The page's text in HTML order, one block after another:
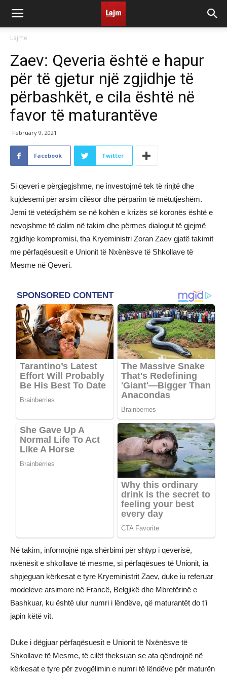
Lajme
Zaev: Qeveria është e hapur
për të gjetur një zgjidhje të
përbashkët, e cila është në
favor të maturantëve
February 9, 2021
Facebook Twitter
Si qeveri e përgjegjshme, ne investojmë tek të rinjtë dhe
kujdesemi për arsim cilësor dhe përparim të mëtutjeshëm.
Jemi të vetëdijshëm se në kohën e krizës së koronës është e
nevojshme të dalim në takim dhe përmes dialogut të gjejmë
zgjidhje kompromisi, tha Kryeministri Zoran Zaev gjatë takimit
me përfaqësuesit e Unionit të Nxënësve të Shkollave të
Mesme në Qeveri.
Në takim, informojnë nga shërbimi për shtyp i qeverisë,
nxënësit e shkollave të mesme, si përfaqësues të Unionit, ia
shpjeguan kërkesat e tyre Kryeministrit Zaev, duke iu referuar
modeleve arsimore në Francë, Belgjikë dhe Mbretërinë e
Bashkuar, ku është ulur numri i lëndëve, që maturantët do t’i
japin këtë vit.
Duke i dëgjuar përfaqësuesit e Unionit të Nxënësve të
Shkollave të Mesme, të cilët theksuan se ata qëndrojnë në
kërkesat e tyre për zvogëlimin e numri të lëndëve për maturën